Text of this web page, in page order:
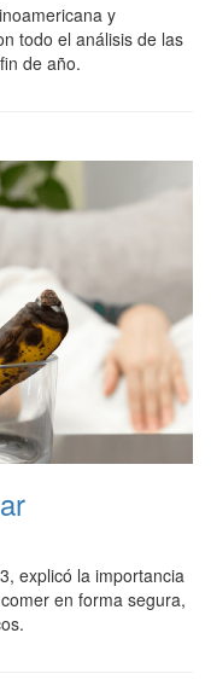
y
todo el análisis de las
de año.
explicó la importancia
en forma segura,